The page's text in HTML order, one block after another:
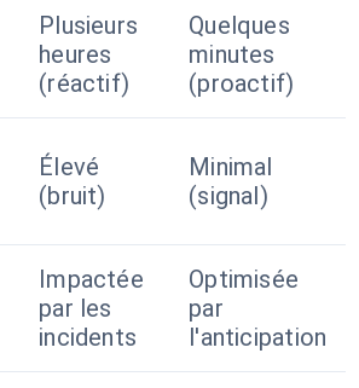
Plusieurs
heures
(réactif)
Quelques
minutes
(proactif)
Élevé
(bruit)
Minimal
(signal)
Impactée
par les
incidents
Optimisée
par
l'anticipation